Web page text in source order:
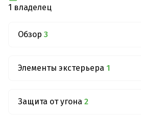
1 владелец
Обзор 3
Элементы экстерьера 1
Защита от угона 2